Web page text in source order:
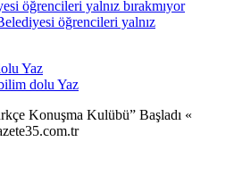
öğrencileri yalnız
dolu Yaz